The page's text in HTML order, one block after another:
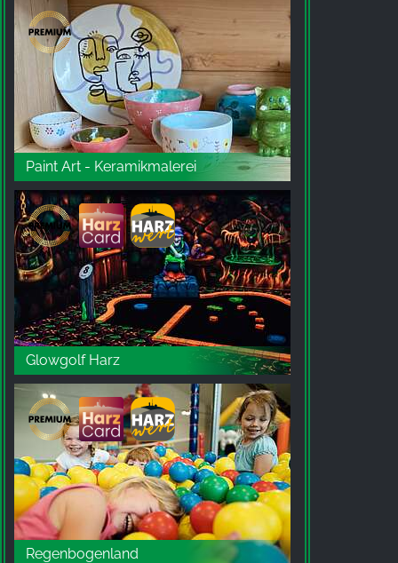
Paint Art - Keramikmalerei
Glowgolf Harz
Regenbogenland
STATYSTYKI
Statystyczne pliki cookie zbierają informacje
anonimowo. Informacje te pomagają nam
zrozumieć, w jaki sposób odwiedzający korzystają
z naszej witryny.
Google Analytics
Name:
_ga, _gid, _gac_gb_
Provider:
Google LLC
Purpose:
Zbieranie statystyk dotyczących korzystania z
witryny
Cookie duration:
24 godziny - 2 lata